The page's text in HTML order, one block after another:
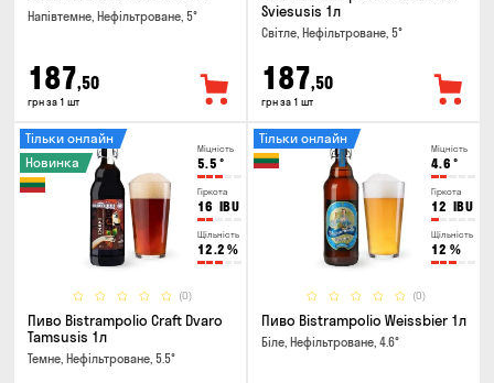
Напівтемне, Нефільтроване, 5°
187,50
грн за 1 шт
Sviesusis 1л
Світле, Нефільтроване, 5°
187,50
грн за 1 шт
Міцність
5.5 °
Гіркота
16 IBU
Щільність
12.2 %
(0)
Тільки онлайн
Новинка
Пиво Bistrampolio Craft Dvaro
Tamsusis 1л
Темне, Нефільтроване, 5.5°
Міцність
4.6 °
Гіркота
12 IBU
Щільність
12 %
(0)
Тільки онлайн
Пиво Bistrampolio Weissbier 1л
Біле, Нефільтроване, 4.6°